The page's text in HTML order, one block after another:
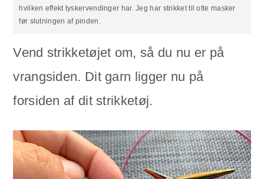
hvilken effekt tyskervendinger har. Jeg har strikket til otte masker
før slutningen af pinden.
Vend strikketøjet om, så du nu er på
vrangsiden. Dit garn ligger nu på
forsiden af dit strikketøj.